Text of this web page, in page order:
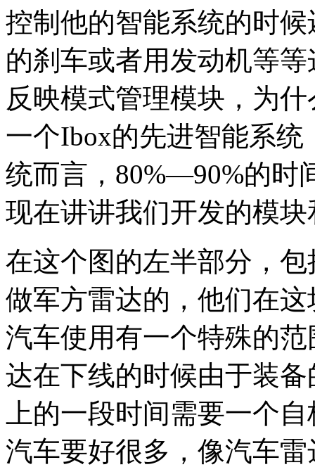
控制他的智能系统的时
的刹车或者用发动机等
反映模式管理模块，为
一个Ibox的先进智能系统
统而言，80%—90%的时
现在讲讲我们开发的模
在这个图的左半部分，
做军方雷达的，他们在
汽车使用有一个特殊的
达在下线的时候由于装
上的一段时间需要一个
汽车要好很多，像汽车